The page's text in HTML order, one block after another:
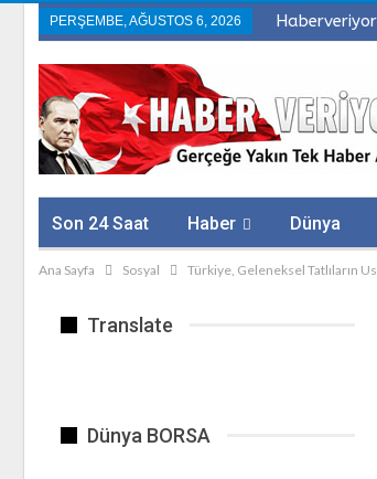
PERŞEMBE, AĞUSTOS 6, 2026
Son 24 Saat Haber Dünya
Sağlık Firmalar
Ana Sayfa Sosyal Türkiye, Geleneksel Tatlıların
Translate
Dünya BORSA